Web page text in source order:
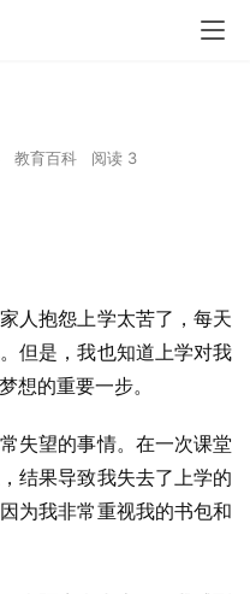
教育百科 阅读 3
人抱怨上学太苦了，每天
但是，我也知道上学对我
想的重要一步。
失望的事情。在一次课堂
结果导致我失去了上学的
为我非常重视我的书包和